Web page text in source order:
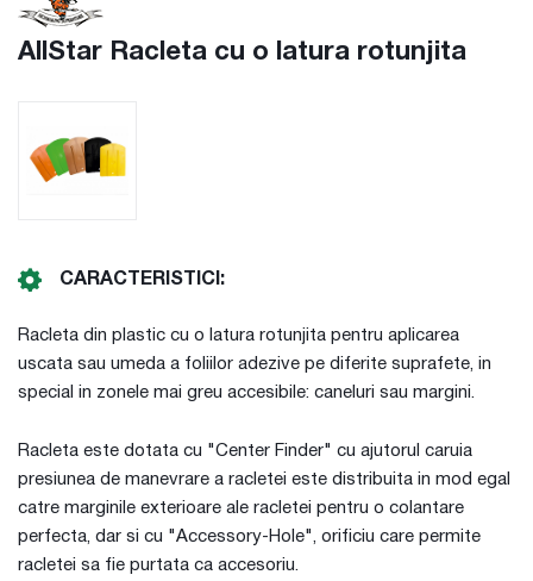
AllStar Racleta cu o latura rotunjita
CARACTERISTICI:
Racleta din plastic cu o latura rotunjita pentru aplicarea
uscata sau umeda a foliilor adezive pe diferite suprafete, in
special in zonele mai greu accesibile: caneluri sau margini.
Racleta este dotata cu "Center Finder" cu ajutorul caruia
presiunea de manevrare a racletei este distribuita in mod egal
catre marginile exterioare ale racletei pentru o colantare
perfecta, dar si cu "Accessory-Hole", orificiu care permite
racletei sa fie purtata ca accesoriu.